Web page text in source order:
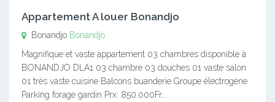
Appartement A louer Bonandjo
Bonandjo Bonandjo
Magnifique et vaste appartement 03 chambres disponible à
BONANDJO DLA1 03 chambre 03 douches 01 vaste salon
01 très vaste cuisine Balcons buanderie Groupe électrogène
Parking forage gardin Prx: 850.000Fr…